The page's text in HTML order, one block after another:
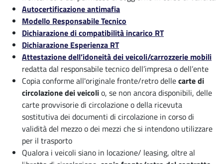
Autocertificazione antimafia
Modello Responsabile Tecnico
Dichiarazione di compatibilità incarico RT
Dichiarazione Esperienza RT
Attestazione dell’idoneità dei veicoli/carrozzerie mobili
redatta dal responsabile tecnico dell’impresa o dell’ente
Copia conforme all'originale fronte/retro dellecarte di
circolazione dei veicolio, se non ancora disponibili, delle
carte provvisorie di circolazione o della ricevuta
sostitutiva dei documenti di circolazione in corso di
validità del mezzo o dei mezzi che si intendono utilizzare
per il trasporto
Qualora i veicoli siano in locazione/ leasing, oltre al